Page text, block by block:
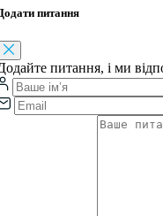
питання
питання, і ми